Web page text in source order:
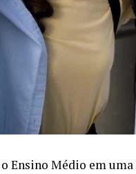
Ensino Médio em